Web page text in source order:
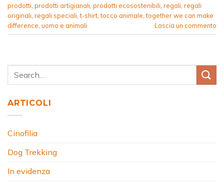
prodotti prodotti artigianali prodotti ecosostenibili regali regali
originali regali speciali ,t-shirt ,tocco animale ,together we can make
difference uomo e animali Lascia un commento
ARTICOLI
Cinofilia
Dog Trekking
In evidenza